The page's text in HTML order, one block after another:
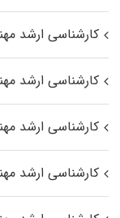
کارشناسی ارشد
کارشناسی ارشد
کارشناسی ارشد
کارشناسی ارشد